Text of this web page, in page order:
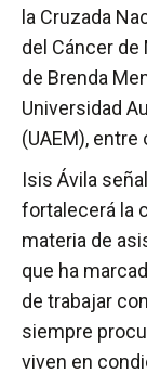
la Cruzada
del Cáncer de
de Brenda
Universidad
(UAEM), entre
Isis Ávila
fortalecerá la
materia de
que ha
de trabajar
siempre
viven en